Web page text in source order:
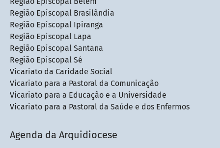
Região Episcopal Brasilândia
Região Episcopal Ipiranga
Região Episcopal Lapa
Região Episcopal Santana
Região Episcopal Sé
Vicariato da Caridade Social
Vicariato para a Pastoral da Comunicação
Vicariato para a Educação e a Universidade
Vicariato para a Pastoral da Saúde e dos Enfermos
Agenda da Arquidiocese